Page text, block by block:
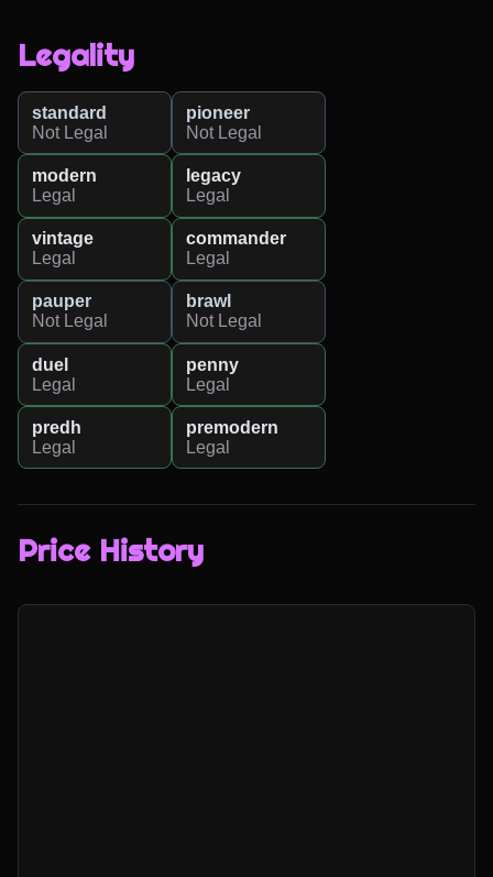
Legality
standard
Not Legal
pioneer
Not Legal
modern
Legal
legacy
Legal
vintage
Legal
commander
Legal
pauper
Not Legal
brawl
Not Legal
duel
Legal
penny
Legal
predh
Legal
premodern
Legal
Price History